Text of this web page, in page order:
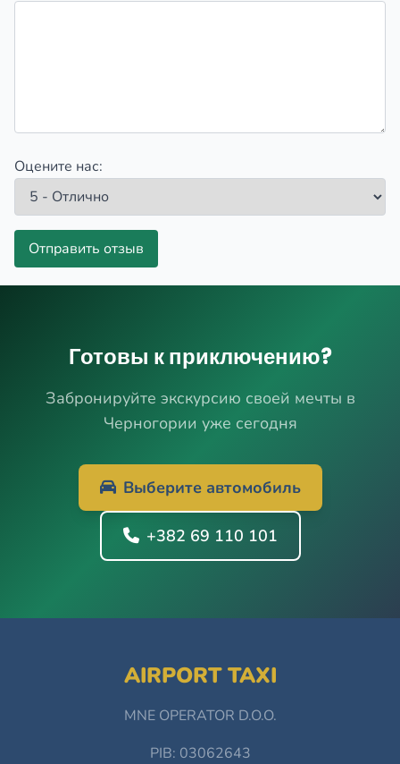
Оцените нас:
Отправить отзыв
Готовы к приключению?
Забронируйте экскурсию своей мечты в
Черногории уже сегодня
Выберите автомобиль
+382 69 110 101
AIRPORT TAXI
MNE OPERATOR D.O.O.
PIB: 03062643